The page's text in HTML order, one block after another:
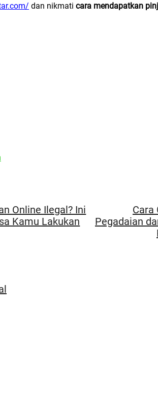
dan nikmati cara mendapatkan
Online Ilegal? Ini
Kamu Lakukan
Cara
Pegadaian